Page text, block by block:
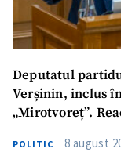
Deputatul
Verșinin, inclus
„Mirotvoreț”.
POLITIC 8 august